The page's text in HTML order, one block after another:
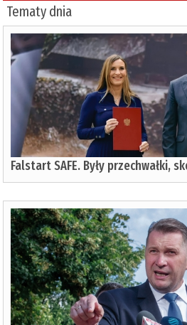
Tematy dnia
Falstart SAFE. Były przechwałki,